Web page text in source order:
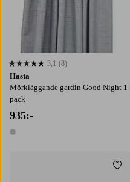
Hasta
Mörkläggande gardin Good Night 1-
pack
935:-
1 färg
3,1 baserat på 8 st betyg
3,1 (8)